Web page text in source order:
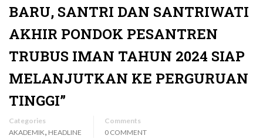
BARU, SANTRI DAN SANTRIWATI
AKHIR PONDOK PESANTREN
TRUBUS IMAN TAHUN 2024 SIAP
MELANJUTKAN KE PERGURUAN
TINGGI”
Categories
AKADEMIK, HEADLINE
Comments
0 COMMENT